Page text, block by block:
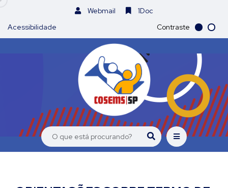
Webmail
1Doc
Acessibilidade
Contraste